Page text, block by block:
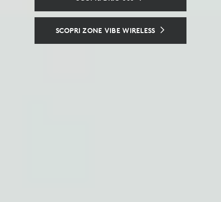
SCOPRI ZONE VIBE WIRELESS
UN’ESPERIENZA DI HOT DESKING